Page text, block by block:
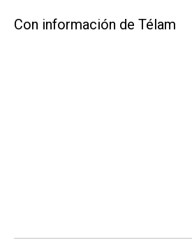
Con información de Télam